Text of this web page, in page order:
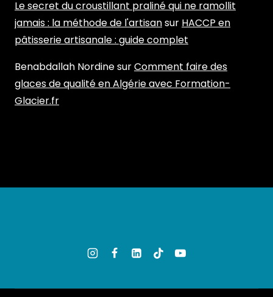
Le secret du croustillant praliné qui ne ramollit
jamais : la méthode de l'artisansur HACCP en
pâtisserie artisanale : guide complet
Benabdallah NordinesurComment faire des
glaces de qualité en Algérie avec Formation-
Glacier.fr